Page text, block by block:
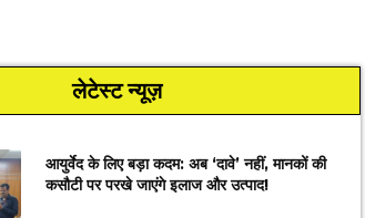
लेटेस्ट न्यूज़
आयुर्वेद के लिए बड़ा कदम: अब ‘दावे’ नहीं, मानकों की
कसौटी पर परखे जाएंगे इलाज और उत्पाद!